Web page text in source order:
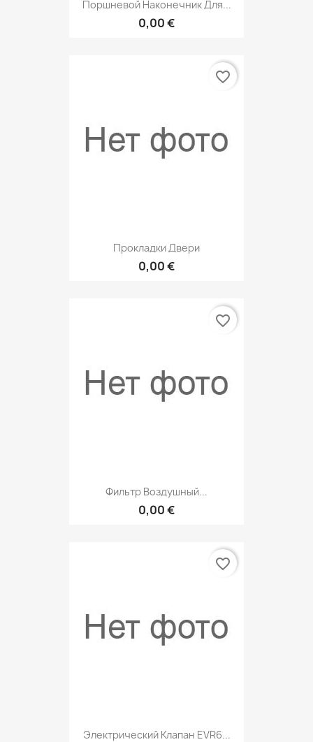
Поршневой Наконечник Для...
0,00 €
Прокладки Двери
0,00 €
favorite_border
Фильтр Воздушный...
0,00 €
favorite_border
Электрический Клапан EVR6...
favorite_border